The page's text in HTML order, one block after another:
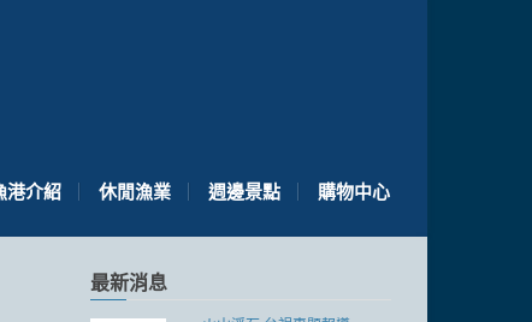
港介紹 休閒漁業 週邊景點 購物中心
最新消息